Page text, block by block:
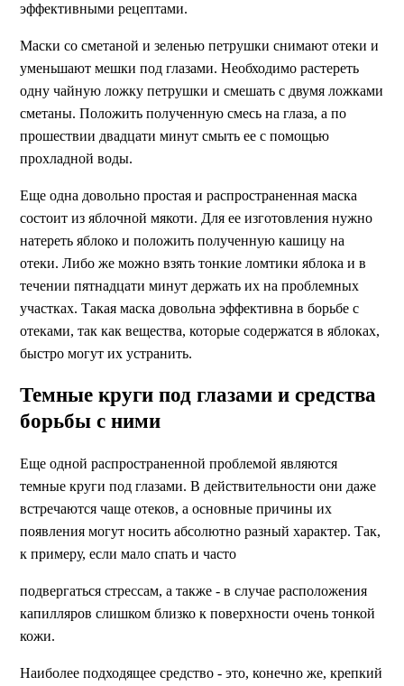
эффективными рецептами.
Маски со сметаной и зеленью петрушки снимают отеки и
уменьшают мешки под глазами. Необходимо растереть
одну чайную ложку петрушки и смешать с двумя ложками
сметаны. Положить полученную смесь на глаза, а по
прошествии двадцати минут смыть ее с помощью
прохладной воды.
Еще одна довольно простая и распространенная маска
состоит из яблочной мякоти. Для ее изготовления нужно
натереть яблоко и положить полученную кашицу на
отеки. Либо же можно взять тонкие ломтики яблока и в
течении пятнадцати минут держать их на проблемных
участках. Такая маска довольна эффективна в борьбе с
отеками, так как вещества, которые содержатся в яблоках,
быстро могут их устранить.
Темные круги под глазами и средства
борьбы с ними
Еще одной распространенной проблемой являются
темные круги под глазами. В действительности они даже
встречаются чаще отеков, а основные причины их
появления могут носить абсолютно разный характер. Так,
к примеру, если мало спать и часто
подвергаться стрессам, а также - в случае расположения
капилляров слишком близко к поверхности очень тонкой
кожи.
Наиболее подходящее средство - это, конечно же, крепкий